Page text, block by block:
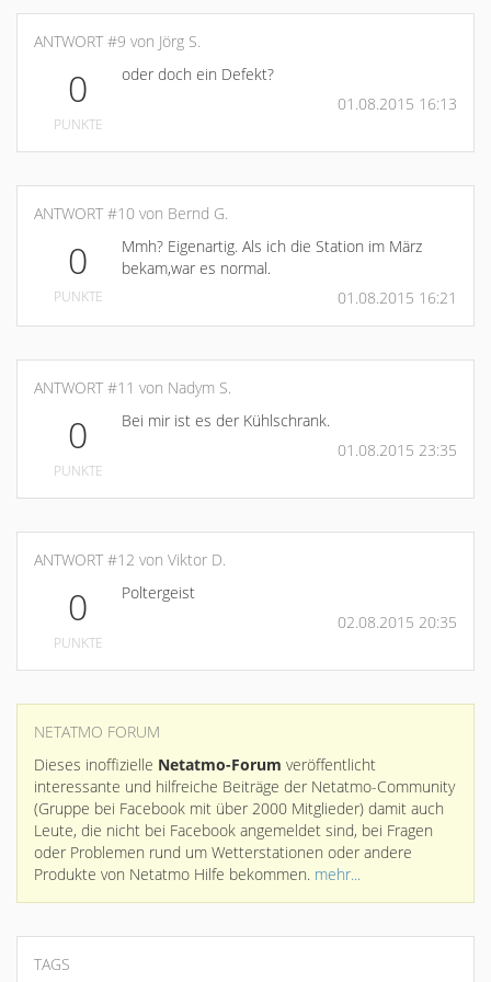
ANTWORT #9 von Jörg S.
0
PUNKTE
oder doch ein Defekt?
01.08.2015 16:13
ANTWORT #10 von Bernd G.
0
PUNKTE
Mmh? Eigenartig. Als ich die Station im März
bekam,war es normal.
01.08.2015 16:21
ANTWORT #11 von Nadym S.
0
PUNKTE
Bei mir ist es der Kühlschrank.
01.08.2015 23:35
ANTWORT #12 von Viktor D.
0
PUNKTE
Poltergeist
02.08.2015 20:35
NETATMO FORUM
Dieses inoffizielle Netatmo-Forum veröffentlicht
interessante und hilfreiche Beiträge der Netatmo-Community
(Gruppe bei Facebook mit über 2000 Mitglieder) damit auch
Leute, die nicht bei Facebook angemeldet sind, bei Fragen
oder Problemen rund um Wetterstationen oder andere
Produkte von Netatmo Hilfe bekommen. mehr...
TAGS